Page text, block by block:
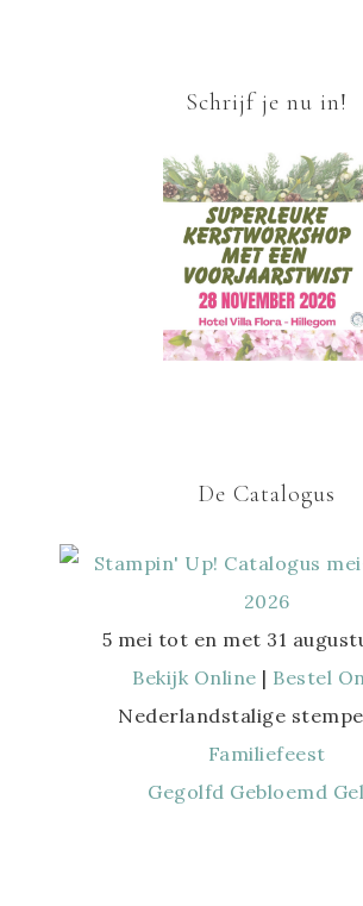
Schrijf je nu in!
De Catalogus
5 mei tot en met 31
Bekijk Online | Bestel
Nederlandstalige
Familiefeest
Gegolfd Gebloemd